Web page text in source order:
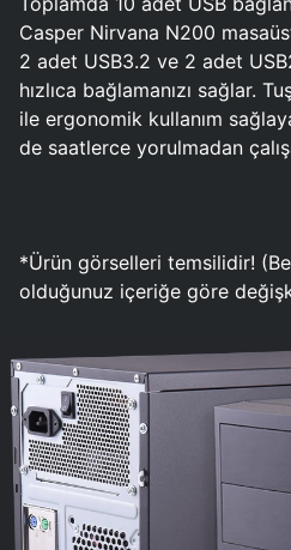
Casper Nirvana N200
2 adet USB3.2 ve 2 adet
hızlıca bağlamanızı sağlar.
ile ergonomik kullanım
de saatlerce yorulmadan
*Ürün görselleri temsilidir!
olduğunuz içeriğe göre